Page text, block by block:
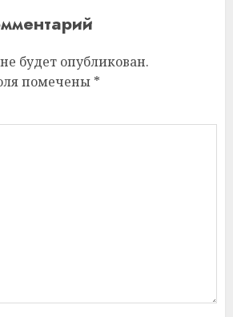
будет опубликован.
помечены *